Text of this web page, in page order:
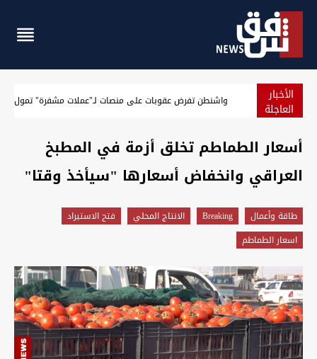
الأخبار
العاجلة الجيش الأميركي يعلن حصيلة جديدة لنتائج حصار إيران
أسعار الطماطم تخلق أزمة في المطبخ
العراقي وانخفاض أسعارها "سيأخذ وقتا"
طاقة وأعمال Breaking الانتاج المحلي
فتح الاستيراد
اسعار الطماطم